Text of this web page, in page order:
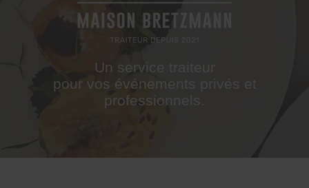
Un service traiteur
pour vos événements privés et
professionnels.